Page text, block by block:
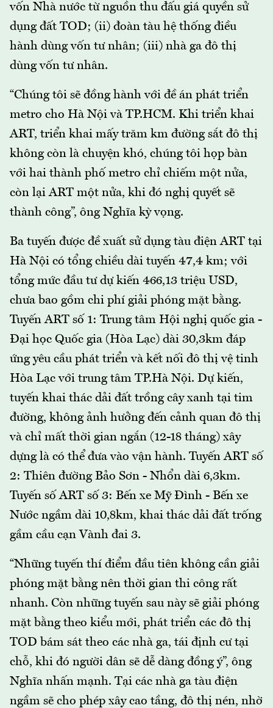
vốn Nhà nước từ nguồn thu đấu giá quyền sử
dụng đất TOD; (ii) đoàn tàu hệ thống điều
hành dùng vốn tư nhân; (iii) nhà ga đô thị
dùng vốn tư nhân.
“Chúng tôi sẽ đồng hành với đề án phát triển
metro cho Hà Nội và TP.HCM. Khi triển khai
ART, triển khai mấy trăm km đường sắt đô thị
không còn là chuyện khó, chúng tôi họp bàn
với hai thành phố metro chỉ chiếm một nửa,
còn lại ART một nửa, khi đó nghị quyết sẽ
thành công”, ông Nghĩa kỳ vọng.
Ba tuyến được đề xuất sử dụng tàu điện ART tại
Hà Nội có tổng chiều dài tuyến 47,4 km; với
tổng mức đầu tư dự kiến 466,13 triệu USD,
chưa bao gồm chi phí giải phóng mặt bằng.
Tuyến ART số 1: Trung tâm Hội nghị quốc gia -
Đại học Quốc gia (Hòa Lạc) dài 30,3km đáp
ứng yêu cầu phát triển và kết nối đô thị vệ tinh
Hòa Lạc với trung tâm TP.Hà Nội. Dự kiến,
tuyến khai thác dải đất trồng cây xanh tại tim
đường, không ảnh hưởng đến cảnh quan đô thị
và chỉ mất thời gian ngắn (12-18 tháng) xây
dựng là có thể đưa vào vận hành. Tuyến ART số
2: Thiên đường Bảo Sơn - Nhổn dài 6,3km.
Tuyến số ART số 3: Bến xe Mỹ Đình - Bến xe
Nước ngầm dài 10,8km, khai thác dải đất trống
gầm cầu cạn Vành đai 3.
“Những tuyến thí điểm đầu tiên không cần giải
phóng mặt bằng nên thời gian thi công rất
nhanh. Còn những tuyến sau này sẽ giải phóng
mặt bằng theo kiểu mới, phát triển các đô thị
TOD bám sát theo các nhà ga, tái định cư tại
chỗ, khi đó người dân sẽ dễ dàng đồng ý”, ông
Nghĩa nhấn mạnh. Tại các nhà ga tàu điện
ngầm sẽ cho phép xây cao tầng, đô thị nén, nhờ